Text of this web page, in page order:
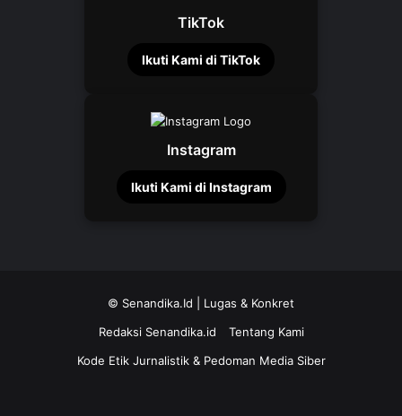
TikTok
Ikuti Kami di TikTok
Instagram
Ikuti Kami di Instagram
© Senandika.Id | Lugas & Konkret
Redaksi Senandika.id
Tentang Kami
Kode Etik Jurnalistik & Pedoman Media Siber